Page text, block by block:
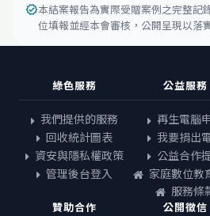
verified本結案報告為實際受贈案例之完整記
位填報並經本會審核，公開呈現以落
綠色服務
我們提供的服務
回收統計圖表
資安與隱私權政策
管理後台登入
公益服務
再生電腦
我要捐出
公益合作
家庭數位教
服務條
贊助合作 公開徵信